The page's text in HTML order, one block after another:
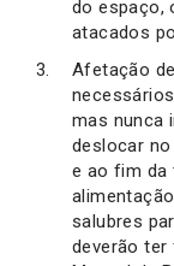
do espaço,
atacados
Afetação
mas nunca
deslocar
e ao fim da
salubres
deverão ter